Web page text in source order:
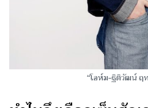
“โอห์ม-ฐิติวัฒน์ ฤ